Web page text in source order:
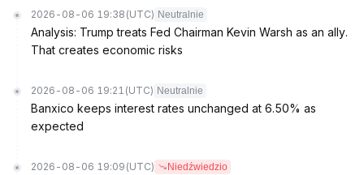
2026-08-06 19:38 (UTC) Neutralnie
Analysis: Trump treats Fed Chairman Kevin Warsh as an ally.
That creates economic risks
2026-08-06 19:21 (UTC) Neutralnie
Banxico keeps interest rates unchanged at 6.50% as
expected
2026-08-06 19:09 (UTC) Niedźwiedzio